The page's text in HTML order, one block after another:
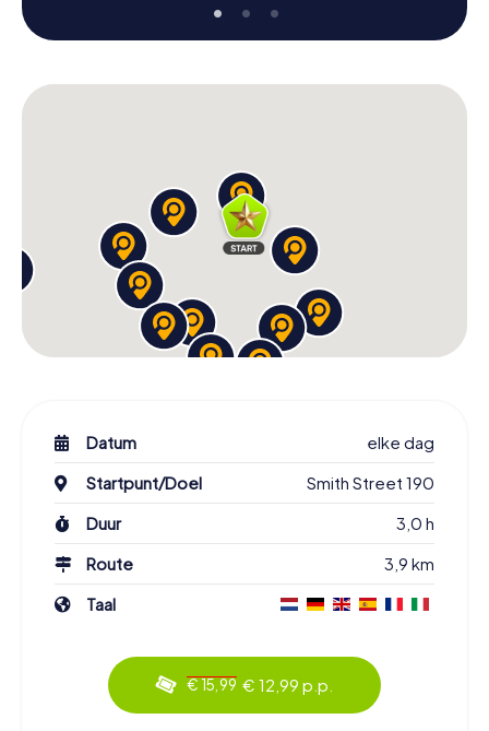
Datum
elke dag
Startpunt/Doel
Smith Street 190
Duur
3,0 h
Route
3,9 km
Taal
€ 15,99 € 12,99 p.p.